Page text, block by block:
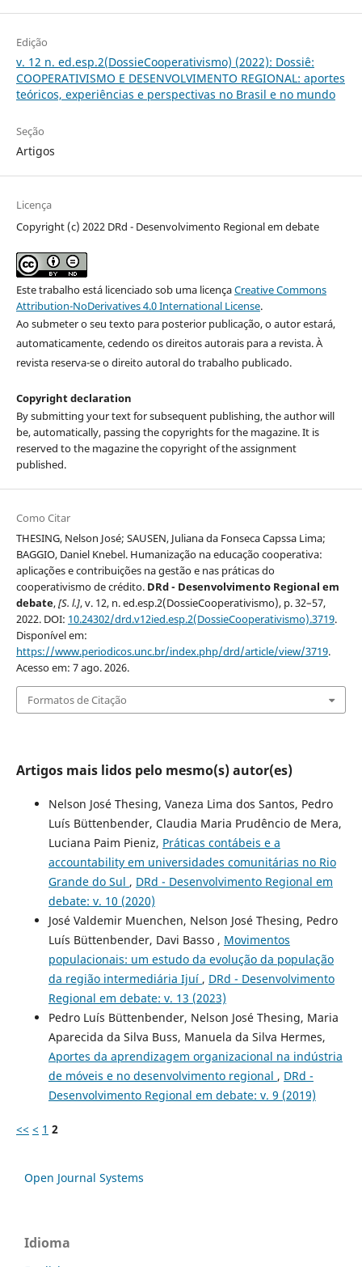
Edição
v. 12 n. ed.esp.2(DossieCooperativismo) (2022): Dossiê:
COOPERATIVISMO E DESENVOLVIMENTO REGIONAL: aportes
teóricos, experiências e perspectivas no Brasil e no mundo
Seção
Artigos
Licença
Copyright (c) 2022 DRd - Desenvolvimento Regional em debate
Este trabalho está licenciado sob uma licençaCreative Commons
Attribution-NoDerivatives 4.0 International License.
Ao submeter o seu texto para posterior publicação, o autor estará,
automaticamente, cedendo os direitos autorais para a revista. À
revista reserva-se o direito autoral do trabalho publicado.
Copyright declaration
By submitting your text for subsequent publishing, the author will
be, automatically, passing the copyrights for the magazine. It is
reserved to the magazine the copyright of the assignment
published.
Como Citar
THESING, Nelson José; SAUSEN, Juliana da Fonseca Capssa Lima;
BAGGIO, Daniel Knebel. Humanização na educação cooperativa:
aplicações e contribuições na gestão e nas práticas do
cooperativismo de crédito. DRd - Desenvolvimento Regional em
debate,[S. l.], v. 12, n. ed.esp.2(DossieCooperativismo), p. 32–57,
2022. DOI: 10.24302/drd.v12ied.esp.2(DossieCooperativismo).3719.
Disponível em:
https://www.periodicos.unc.br/index.php/drd/article/view/3719.
Acesso em: 7 ago. 2026.
Formatos de Citação
Artigos mais lidos pelo mesmo(s) autor(es)
Nelson José Thesing, Vaneza Lima dos Santos, Pedro
Luís Büttenbender, Claudia Maria Prudêncio de Mera,
Luciana Paim Pieniz, Práticas contábeis e a
accountability em universidades comunitárias no Rio
Grande do Sul , DRd - Desenvolvimento Regional em
debate: v. 10 (2020)
José Valdemir Muenchen, Nelson José Thesing, Pedro
Luís Büttenbender, Davi Basso , Movimentos
populacionais: um estudo da evolução da população
da região intermediária Ijuí , DRd - Desenvolvimento
Regional em debate: v. 13 (2023)
Pedro Luís Büttenbender, Nelson José Thesing, Maria
Aparecida da Silva Buss, Manuela da Silva Hermes,
Aportes da aprendizagem organizacional na indústria
de móveis e no desenvolvimento regional , DRd -
Desenvolvimento Regional em debate: v. 9 (2019)
<< < 1 2
Open Journal Systems
Idioma